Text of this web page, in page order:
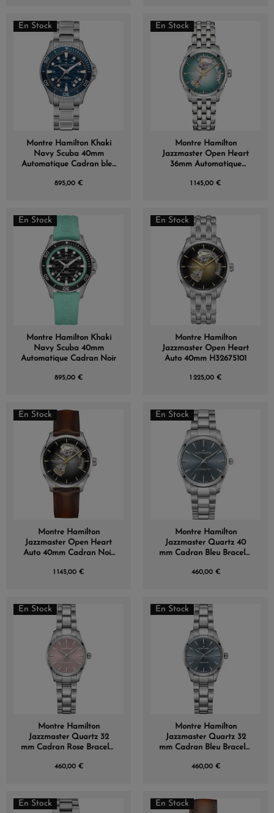
(1 avis)
En Stock
Montre Hamilton Khaki
Navy Scuba 40mm
Automatique Cadran bleu
895,00 €
En Stock
Montre Hamilton
Jazzmaster Open Heart
36mm Automatique
1 145,00 €
En Stock
Montre Hamilton Khaki
Navy Scuba 40mm
Automatique Cadran Noir
895,00 €
En Stock
Montre Hamilton
Jazzmaster Open Heart
Auto 40mm H32675101
1 225,00 €
En Stock
Montre Hamilton
Jazzmaster Open Heart
Auto 40mm Cadran Noir
1 145,00 €
En Stock
Montre Hamilton
Jazzmaster Quartz 40
mm Cadran Bleu Bracelet
460,00 €
En Stock
Montre Hamilton
Jazzmaster Quartz 32
mm Cadran Rose Bracelet
460,00 €
En Stock
Montre Hamilton
Jazzmaster Quartz 32
mm Cadran Bleu Bracelet
460,00 €
En Stock En Stock